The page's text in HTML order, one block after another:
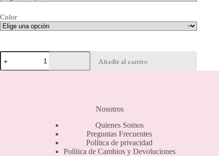
Color
Brassier
Realce
-
Añadir al carrito
Nosotros
Quienes Somos
Preguntas Frecuentes
Política de privacidad
Política de Cambios y Devoluciones